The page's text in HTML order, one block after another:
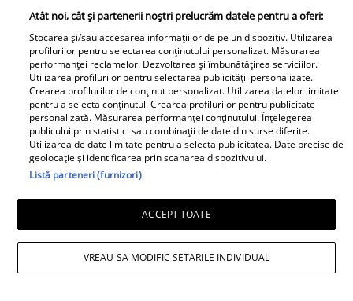
Boala care a rapus-o pe
Adela Marculescu. De
ce ajunsese in scaun cu
rotile: &quot;In urma cu
un an...&quot; Vezi mai
mult
Primele cuvinte ale
mamei lui Rares Cojoc
dupa divortul de
Andreea Popescu. Ce i-a
comentat public fostei
nurori
Doliu în familia lui Miraj
Tzunami! Fiica artistului
și-a luat rămas-bun
printr-un mesaj dureros
românesc! Valentin
Sanfira și Codruța Filip,
Atât noi, cât și partenerii noștri prelucrăm datele pentru a oferi:
Stocarea și/sau accesarea informațiilor de pe un dispozitiv. Utilizarea
profilurilor pentru selectarea conținutului personalizat. Măsurarea
performanței reclamelor. Dezvoltarea și îmbunătățirea serviciilor.
Utilizarea profilurilor pentru selectarea publicității personalizate.
Crearea profilurilor de conținut personalizat. Utilizarea datelor limitate
pentru a selecta conținutul. Crearea profilurilor pentru publicitate
personalizată. Măsurarea performanței conținutului. Înțelegerea
publicului prin statistici sau combinații de date din surse diferite.
Utilizarea de date limitate pentru a selecta publicitatea. Date precise de
geolocație și identificarea prin scanarea dispozitivului.
Listă parteneri (furnizori)
ACCEPT TOATE
VREAU SA MODIFIC SETARILE INDIVIDUAL